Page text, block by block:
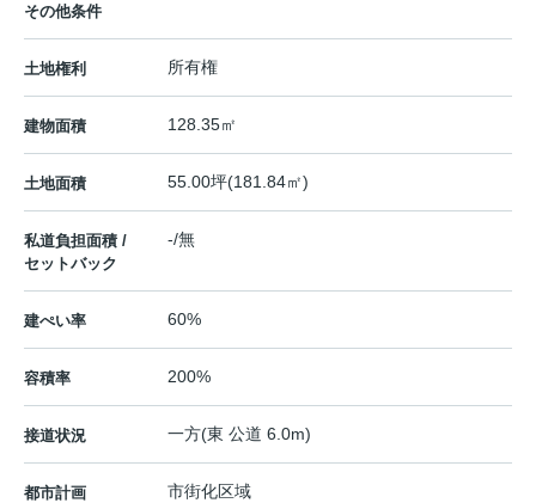
その他条件
土地権利 所有権
建物面積 128.35㎡
土地面積 55.00坪(181.84㎡)
私道負担面積 /
セットバック
-/無
建ぺい率 60%
容積率 200%
接道状況 一方(東 公道 6.0m)
都市計画 市街化区域